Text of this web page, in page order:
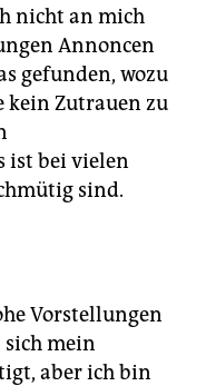
nicht an mich
Annoncen
gefunden, wozu
kein Zutrauen zu
ist bei vielen
sind.
Vorstellungen
mein
aber ich bin